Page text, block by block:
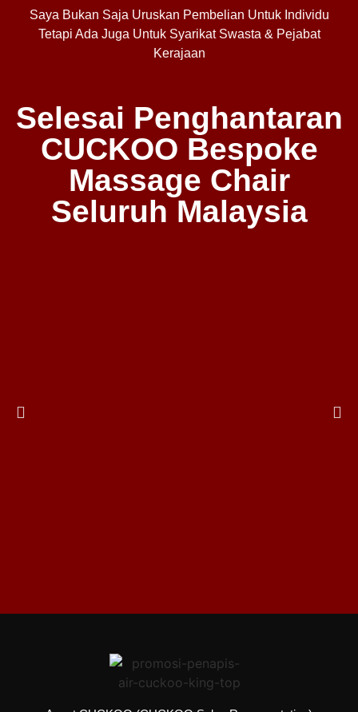
Saya Bukan Saja Uruskan Pembelian Untuk Individu
Tetapi Ada Juga Untuk Syarikat Swasta & Pejabat
Kerajaan
Selesai Penghantaran
CUCKOO Bespoke
Massage Chair
Seluruh Malaysia